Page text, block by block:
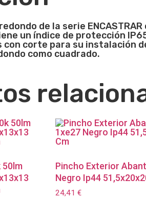
de la serie
un índice de protección
con corte para su instalación
como cuadrado.
50lm
Pincho Exterior
Negro Ip44
24,41 €